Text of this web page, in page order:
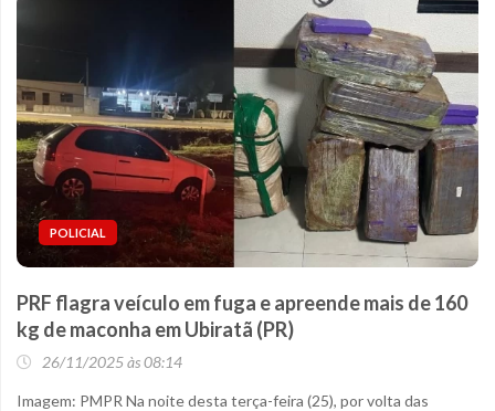
POLICIAL
PRF flagra veículo em fuga e apreende mais de 160
kg de maconha em Ubiratã (PR)
26/11/2025 às 08:14
Imagem: PMPR Na noite desta terça-feira (25), por volta das